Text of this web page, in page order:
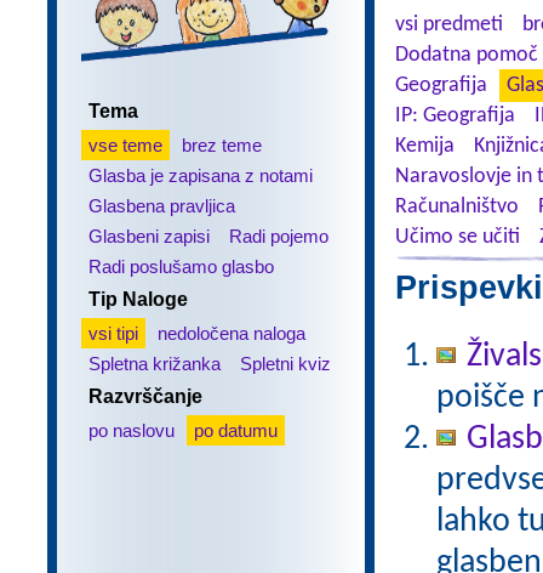
Tema
vse teme
brez teme
Glasba je zapisana z notami
Glasbena pravljica
Glasbeni zapisi
Radi pojemo
Radi poslušamo glasbo
Tip Naloge
vsi tipi
nedoločena naloga
Spletna križanka
Spletni kviz
Razvrščanje
po naslovu
po datumu
vsi predmeti
Dodatna
Geografija
IP: Geografija
Kemija
Naravoslovje in
Računalništvo
Učimo se učiti
poišče
lahko